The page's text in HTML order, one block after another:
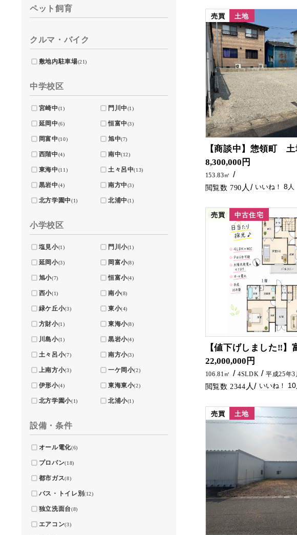
売買 土地
8
【商談中】惣領町
8,300,000円
153.83㎡
790 8
売買
値下げ 中古住宅
10
【値下げしました‼
22,000,000円
106.81㎡ 4SLDK 平成25年3
2344 10
売買 土地
ペット飼育
クルマ・バイク
敷地内駐車場(21)
中学校区
宮崎中(1) 門川中(1)
延岡中(6) 恒富中(3)
岡富中(10) 旭中(7)
西階中(4) 南中(12)
東海中(11) 土々呂中(13)
黒岩中(4) 南方中(3)
北方学園中(1) 北浦中(1)
小学校区
塩見小(1) 門川小(1)
延岡小(3) 岡富小(8)
旭小(7) 恒富小(4)
西小(1) 南小(8)
緑ケ丘小(3) 東小(4)
方財小(1) 東海小(8)
川島小(1) 黒岩小(4)
土々呂小(7) 南方小(3)
上南方小(3) 一ケ岡小(2)
伊形小(4) 東海東小(2)
北方学園小(1) 北浦小(1)
設備・条件
オール電化(6)
プロパン(18)
都市ガス(8)
バス・トイレ別(12)
独立洗面台(8)
エアコン(3)